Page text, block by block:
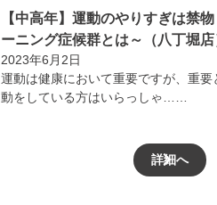
【中高年】運動のやりすぎは禁
ーニング症候群とは～（八丁堀店
2023年6月2日
運動は健康において重要ですが、重
動をしている方はいらっしゃ……
詳細へ